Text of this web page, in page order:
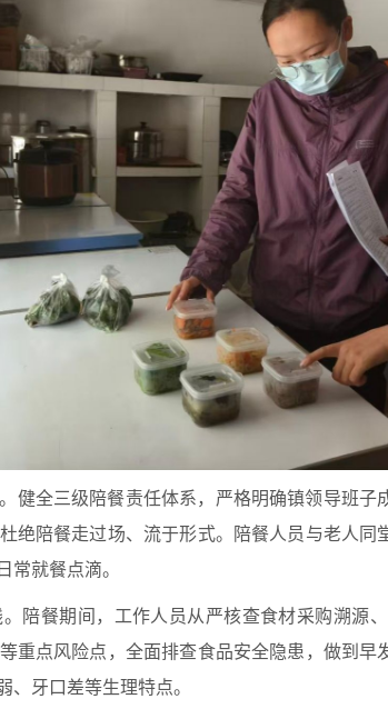
健全三级陪餐责任体系，严格明确镇领导班
绝陪餐走过场、流于形式。陪餐人员与老人
常就餐点滴。
陪餐期间，工作人员从严核查食材采购溯源
重点风险点，全面排查食品安全隐患，做到早
牙口差等生理特点。